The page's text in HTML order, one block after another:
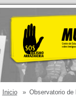
Inicio » Observatorio de